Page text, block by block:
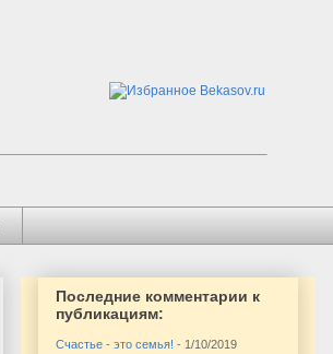
Последние комментарии к
публикациям:
Счастье - это семья! - 1/10/2019